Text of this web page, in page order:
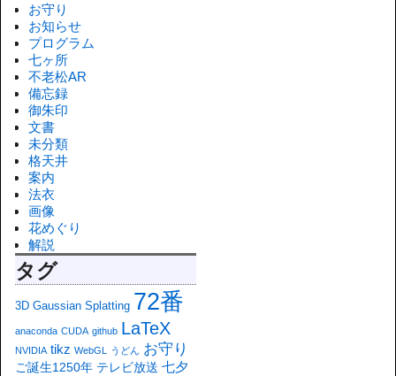
お守り
お知らせ
プログラム
七ヶ所
不老松AR
備忘録
御朱印
文書
未分類
格天井
案内
法衣
画像
花めぐり
解説
タグ
3D Gaussian Splatting 72番
anaconda CUDA github LaTeX
NVIDIA tikz WebGL うどん お守り
ご誕生1250年 テレビ放送 七夕